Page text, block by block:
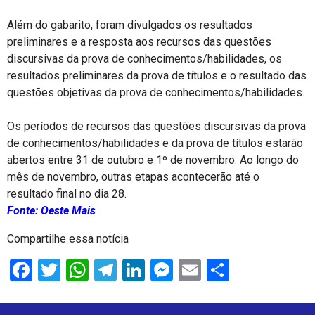
Além do gabarito, foram divulgados os resultados
preliminares e a resposta aos recursos das questões
discursivas da prova de conhecimentos/habilidades, os
resultados preliminares da prova de títulos e o resultado das
questões objetivas da prova de conhecimentos/habilidades.
Os períodos de recursos das questões discursivas da prova
de conhecimentos/habilidades e da prova de títulos estarão
abertos entre 31 de outubro e 1º de novembro. Ao longo do
mês de novembro, outras etapas acontecerão até o
resultado final no dia 28.
Fonte: Oeste Mais
Compartilhe essa notícia
Facebook
Twitter
WhatsApp
Telegram
LinkedIn
Messenger
Email